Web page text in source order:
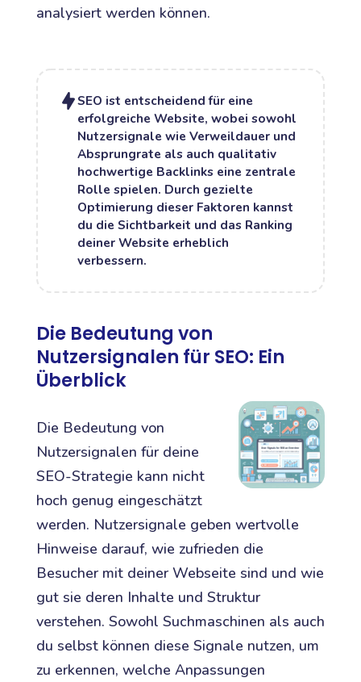
analysiert werden können.
SEO ist entscheidend für eine
erfolgreiche Website, wobei sowohl
Nutzersignale wie Verweildauer und
Absprungrate als auch qualitativ
hochwertige Backlinks eine zentrale
Rolle spielen. Durch gezielte
Optimierung dieser Faktoren kannst
du die Sichtbarkeit und das Ranking
deiner Website erheblich
verbessern.
Die Bedeutung von
Nutzersignalen für SEO: Ein
Überblick
Die Bedeutung von
Nutzersignalen für deine
SEO-Strategie kann nicht
hoch genug eingeschätzt
werden. Nutzersignale geben wertvolle
Hinweise darauf, wie zufrieden die
Besucher mit deiner Webseite sind und wie
gut sie deren Inhalte und Struktur
verstehen. Sowohl Suchmaschinen als auch
du selbst können diese Signale nutzen, um
zu erkennen, welche Anpassungen